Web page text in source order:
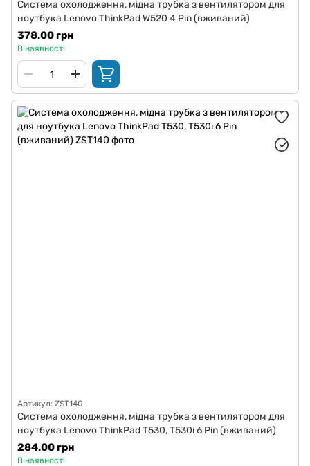
Система охолодження, мідна трубка з вентилятором для
ноутбука Lenovo ThinkPad W520 4 Pin (вживаний)
378.00 грн
В наявності
Артикул: ZST140
Система охолодження, мідна трубка з вентилятором для
ноутбука Lenovo ThinkPad T530, T530i 6 Pin (вживаний)
284.00 грн
В наявності